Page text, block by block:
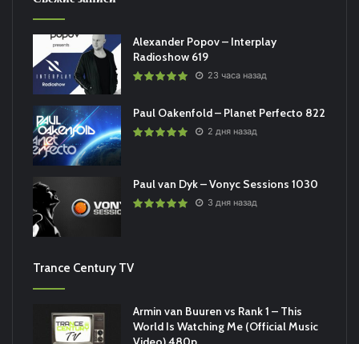
Alexander Popov – Interplay
Radioshow 619
23 часа назад
Paul Oakenfold – Planet Perfecto 822
2 дня назад
Paul van Dyk – Vonyc Sessions 1030
3 дня назад
Trance Century TV
Armin van Buuren vs Rank 1 – This
World Is Watching Me (Official Music